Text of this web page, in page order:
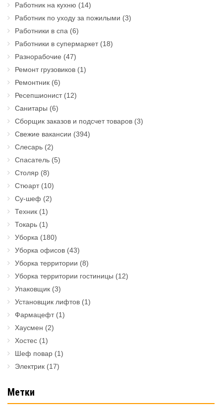
Работник на кухню (14)
Работник по уходу за пожилыми (3)
Работники в спа (6)
Работники в супермаркет(18)
Разнорабочие (47)
Ремонт грузовиков (1)
Ремонтник (6)
Ресепшионист(12)
Санитары (6)
Сборщик заказов и подсчет товаров (3)
Свежие вакансии (394)
Слесарь (2)
Спасатель (5)
Столяр (8)
Стюарт(10)
Су-шеф (2)
Техник (1)
Токарь (1)
Уборка (180)
Уборка офисов (43)
Уборка территории (8)
Уборка территории гостиницы (12)
Упаковщик (3)
Установщик лифтов (1)
Фармацефт(1)
Хаусмен (2)
Хостес (1)
Шеф повар (1)
Электрик (17)
Метки